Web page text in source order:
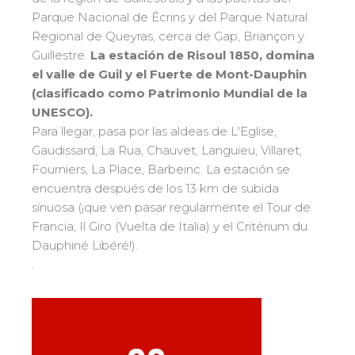
Saboya 83
Alta Saboya
Isère 17
Alpes del sur 33
Macizo Central
Pirineos
Jura 6
Vosgos
Córcega 1
Del Ourson a la Étoile d'Or
Adolescentes y adultos
Performance
Mídete con otros competidores
Pruebas de freestyle
Niños y adolescentes
Para todos los riders
Nuestras competencias
Bank Slalom Boarder
Les résultats par épreuves
Qualification Stagiaires
Les résultats par épreuves
Parque Nacional de Écrins y del Parque Natural
Regional de Queyras, cerca de Gap, Briançon y
Guillestre. La estación de Risoul 1850, domina
el valle de Guil y el Fuerte de Mont-Dauphin
(clasificado como Patrimonio Mundial de la
UNESCO).
Para llegar, pasa por las aldeas de L'Eglise,
Gaudissard, La Rua, Chauvet, Languieu, Villaret,
Fourniers, La Place, Barbeinc. La estación se
encuentra después de los 13 km de subida
sinuosa (¡que ven pasar regularmente el Tour de
Francia, Il Giro (Vuelta de Italia) y el Critérium du
Dauphiné Libéré!).
.